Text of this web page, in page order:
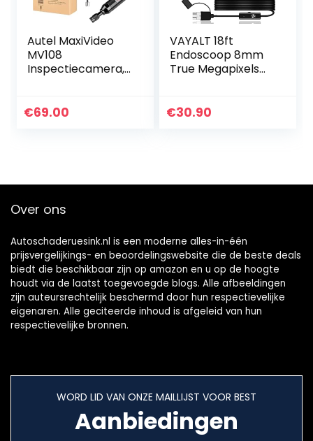
Autel MaxiVideo
MV108
Inspectiecamera,
MX808/MK808BT/
€69.00
VAYALT 18ft
Endoscoop 8mm
True Megapixels
foto Video
€30.90
Over ons
Autoschaderuesink.nl is een moderne alles-in-één
prijsvergelijkings- en beoordelingswebsite die de beste deals
biedt die beschikbaar zijn op amazon en u op de hoogte
houdt via de laatst toegevoegde blogs. Alle afbeeldingen
zijn auteursrechtelijk beschermd door hun respectievelijke
eigenaren. Alle geciteerde inhoud is afgeleid van hun
respectievelijke bronnen.
WORD LID VAN ONZE MAILLIJST VOOR BEST
Aanbiedingen